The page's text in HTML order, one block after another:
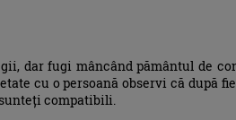
dar fugi mâncând pământul de
cu o persoană observi că după
compatibili.